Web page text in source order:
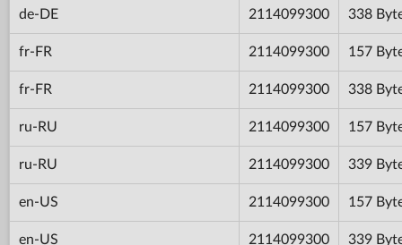
de-DE 2114099300 338
fr-FR 2114099300 157
fr-FR 2114099300 338
ru-RU 2114099300 157
ru-RU 2114099300 339
en-US 2114099300 157
en-US 2114099300 339